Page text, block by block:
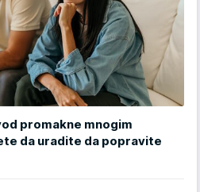
promakne mnogim
da uradite da popravite